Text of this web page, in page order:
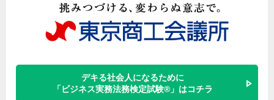
デキる社会人になるために
「ビジネス実務法務検定試験®」はコチラ